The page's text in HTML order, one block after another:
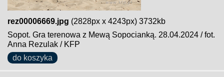
rez00006669.jpg (2828px x 4243px) 3732kb
Sopot. Gra terenowa z Mewą Sopocianką. 28.04.2024 / fot.
Anna Rezulak / KFP
do koszyka